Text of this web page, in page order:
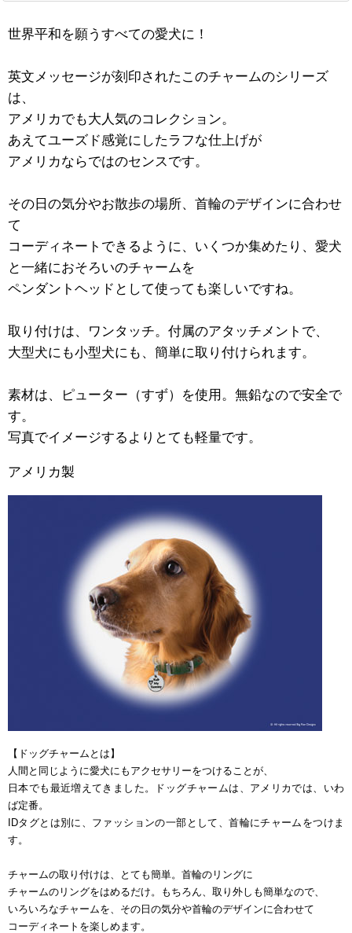
世界平和を願うすべての愛犬に！
英文メッセージが刻印されたこのチャームのシリーズ
は、
アメリカでも大人気のコレクション。
あえてユーズド感覚にしたラフな仕上げが
アメリカならではのセンスです。
その日の気分やお散歩の場所、首輪のデザインに合わせ
て
コーディネートできるように、いくつか集めたり、愛犬
と一緒におそろいのチャームを
ペンダントヘッドとして使っても楽しいですね。
取り付けは、ワンタッチ。付属のアタッチメントで、
大型犬にも小型犬にも、簡単に取り付けられます。
素材は、ピューター（すず）を使用。無鉛なので安全で
す。
写真でイメージするよりとても軽量です。
アメリカ製
【 ドッグチャームとは】
人間と同じように愛犬にもアクセサリーをつけることが、
日本でも最近増えてきました。ドッグチャームは、アメリカでは、いわ
ば定番。
IDタグとは別に、ファッションの一部として、首輪にチャームをつけま
す。
チャームの取り付けは、とても簡単。首輪のリングに
チャームのリングをはめるだけ。もちろん、取り外しも簡単なので、
いろいろなチャームを、その日の気分や首輪のデザインに合わせて
コーディネートを楽しめます。